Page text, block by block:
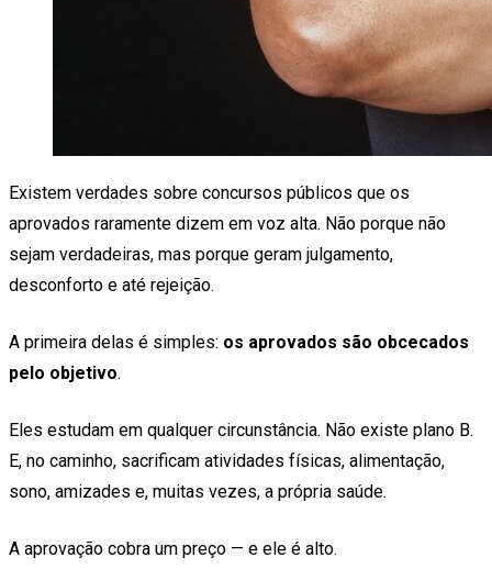
Existem verdades sobre concursos públicos que os
aprovados raramente dizem em voz alta. Não porque não
sejam verdadeiras, mas porque geram julgamento,
desconforto e até rejeição.
A primeira delas é simples: os aprovados são obcecados
pelo objetivo.
Eles estudam em qualquer circunstância. Não existe plano B.
E, no caminho, sacrificam atividades físicas, alimentação,
sono, amizades e, muitas vezes, a própria saúde.
A aprovação cobra um preço — e ele é alto.